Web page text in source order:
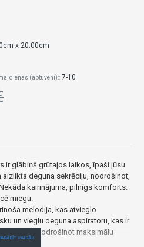
x 20.00cm
dienas (aptuveni):: 7-10
ir glābiņš grūtajos laikos, īpaši jūsu
aizlikta deguna sekrēciju, nodrošinot,
kairinājuma, pilnīgs komforts.
miegu.
melodija, kas atvieglo
un vieglu deguna aspiratoru, kas ir
tīrāms, nodrošinot maksimālu